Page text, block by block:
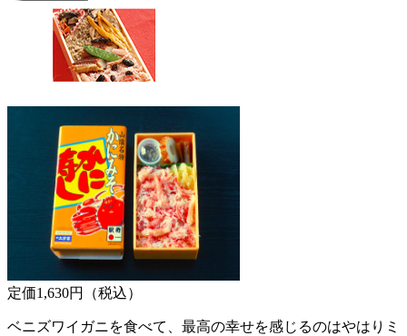
定価1,630円（税込）
ベニズワイガニを食べて、最高の幸せを感じるのはやはりミ